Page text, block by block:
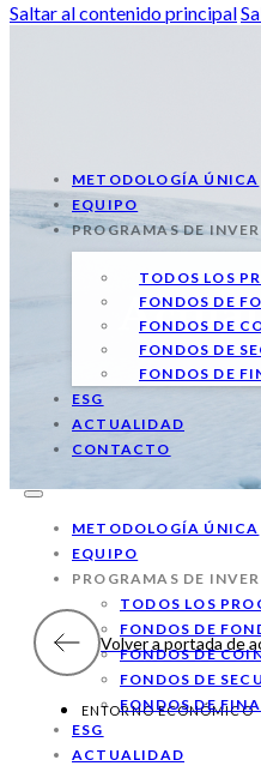
Saltar al contenido principal
METODOLOGÍA ÚNICA
EQUIPO
PROGRAMAS DE
TODOS LOS
FONDOS DE
FONDOS DE
FONDOS DE
FONDOS DE
ESG
ACTUALIDAD
CONTACTO
METODOLOGÍA ÚNICA
EQUIPO
PROGRAMAS DE
TODOS LOS
FONDOS DE
FONDOS DE
FONDOS DE
FONDOS DE
ESG
ACTUALIDAD
Volver a portada de
ENTORNO ECONÓMICO